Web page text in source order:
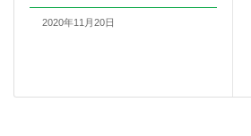
2020年11月20日